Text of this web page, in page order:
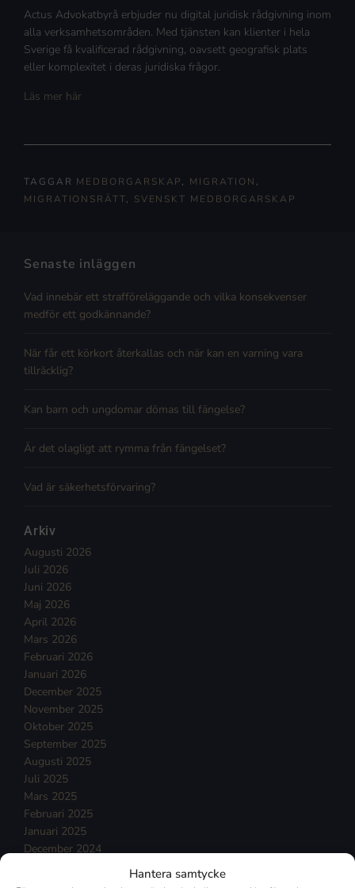
Hantera samtycke
Actus Advokatbyrå erbjuder nu digital juridisk rådgivning inom
alla verksamhetsområden. Med tjänsten kan klienter i hela
Sverige få kvalificerad rådgivning, oavsett geografisk plats
eller komplexitet i deras juridiska frågor.
Läs mer här
TAGGAR MEDBORGARSKAP, MIGRATION ,
MIGRATIONSRÄTT, SVENSKT MEDBORGARSKAP
Senaste inläggen
Vad innebär ett strafföreläggande och vilka konsekvenser
medför ett godkännande?
När får ett körkort återkallas och när kan en varning vara
tillräcklig?
Kan barn och ungdomar dömas till fängelse?
Är det olagligt att rymma från fängelset?
Vad är säkerhetsförvaring?
Arkiv
Augusti 2026
Juli 2026
Juni 2026
Maj 2026
April 2026
Mars 2026
Februari 2026
Januari 2026
December 2025
November 2025
Oktober 2025
September 2025
Augusti 2025
Juli 2025
Mars 2025
Februari 2025
Januari 2025
December 2024
Oktober 2024